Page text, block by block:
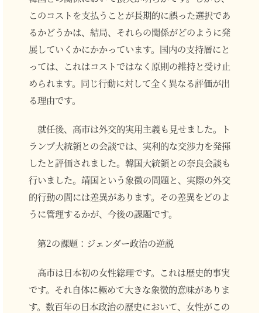
このコストを支払うことが長期的に誤った選択であ
るかどうかは、結局、それらの関係がどのように発
展していくかにかかっています。国内の支持層にと
っては、これはコストではなく原則の維持と受け止
められます。同じ行動に対して全く異なる評価が出
る理由です。
就任後、高市は外交的実用主義も見せました。ト
ランプ大統領との会談では、実利的な交渉力を発揮
したと評価されました。韓国大統領との奈良会談も
行いました。靖国という象徴の問題と、実際の外交
的行動の間には差異があります。その差異をどのよ
うに管理するかが、今後の課題です。
第2の課題：ジェンダー政治の逆説
高市は日本初の女性総理です。これは歴史的事実
です。それ自体に極めて大きな象徴的意味がありま
す。数百年の日本政治の歴史において、女性がこの